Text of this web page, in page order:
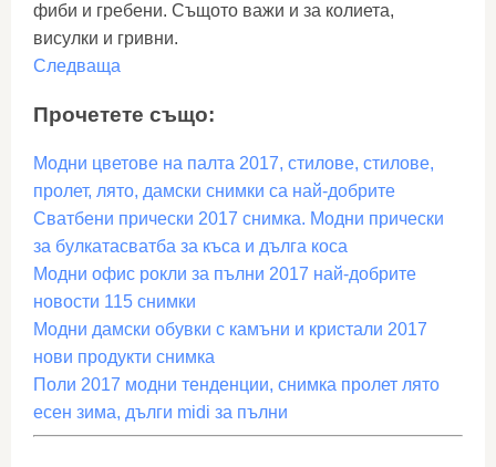
фиби и гребени. Същото важи и за колиета,
висулки и гривни.
Следваща
Прочетете също:
Модни цветове на палта 2017, стилове, стилове,
пролет, лято, дамски снимки са най-добрите
Сватбени прически 2017 снимка. Модни прически
за булкатасватба за къса и дълга коса
Модни офис рокли за пълни 2017 най-добрите
новости 115 снимки
Модни дамски обувки с камъни и кристали 2017
нови продукти снимка
Поли 2017 модни тенденции, снимка пролет лято
есен зима, дълги midi за пълни